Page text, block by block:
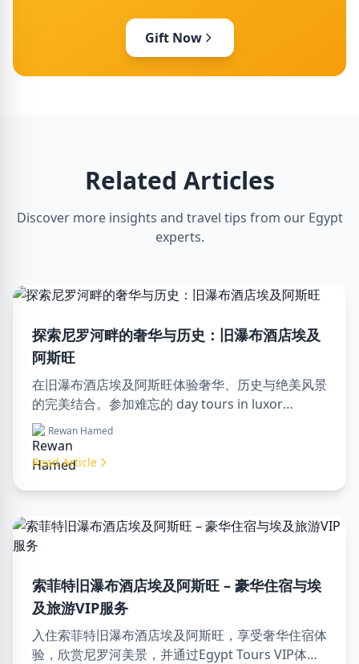
Gift Now
Related Articles
Discover more insights and travel tips from our Egypt
experts.
探索尼罗河畔的奢华与历史：旧瀑布酒店埃及
阿斯旺
在旧瀑布酒店埃及阿斯旺体验奢华、历史与绝美风景
的完美结合。参加难忘的 day tours in luxor
egypt，享受一次难忘的 day trip to aswan from
luxor。
Rewan Hamed
Read Article
索菲特旧瀑布酒店埃及阿斯旺 – 豪华住宿与埃
及旅游VIP服务
入住索菲特旧瀑布酒店埃及阿斯旺，享受奢华住宿体
验，欣赏尼罗河美景，并通过Egypt Tours VIP体验